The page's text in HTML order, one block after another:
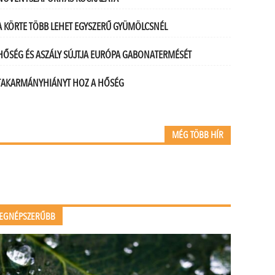
KÖRTE TÖBB LEHET EGYSZERŰ GYÜMÖLCSNÉL
ÉS ASZÁLY SÚJTJA EURÓPA GABONATERMÉSÉT
HOZ A HŐSÉG
MÉG TÖBB HÍR